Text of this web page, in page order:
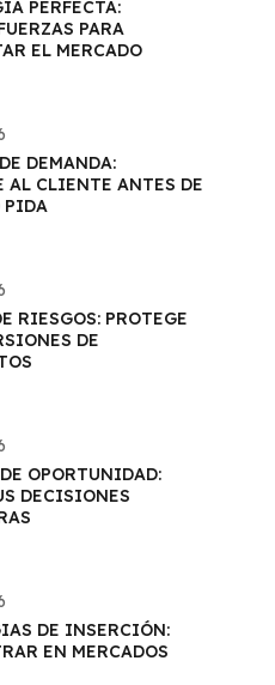
PERFECTA:
PARA
EL MERCADO
DEMANDA:
AL CLIENTE ANTES DE
PIDA
RIESGOS: PROTEGE
DE
OPORTUNIDAD:
DECISIONES
DE INSERCIÓN:
EN MERCADOS